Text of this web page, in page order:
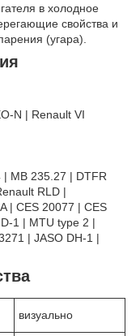
в холодное
свойства и
(угара).
N | Renault VI
| MB 235.27 | DTFR
RLD |
| CES 20077 | CES
1 | MTU type 2 |
| JASO DH-1 |
визуально